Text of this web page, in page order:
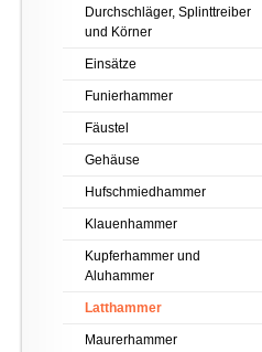
Durchschläger, Splinttreiber
und Körner
Einsätze
Funierhammer
Fäustel
Gehäuse
Hufschmiedhammer
Klauenhammer
Kupferhammer und
Aluhammer
Latthammer
Maurerhammer